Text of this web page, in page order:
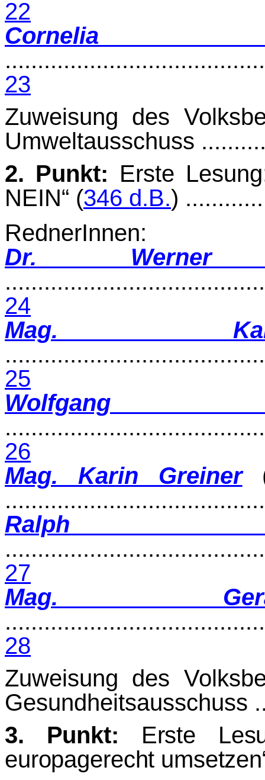
22
23
Zuweisung des
Umweltausschuss
2. Punkt: Erste
NEIN“ (346 d.B.)
RednerInnen:
Dr. Werner
24
Mag.
25
26
Mag. Karin Greiner
Ralph
27
Mag.
28
Zuweisung des
Gesundheitsausschuss
3. Punkt: Erste
europagerecht